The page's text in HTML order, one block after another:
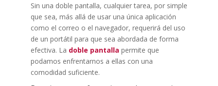
Sin una doble pantalla, cualquier tarea, por simple
que sea, más allá de usar una única aplicación
como el correo o el navegador, requerirá del uso
de un portátil para que sea abordada de forma
efectiva. La doble pantalla permite que
podamos enfrentarnos a ellas con una
comodidad suficiente.